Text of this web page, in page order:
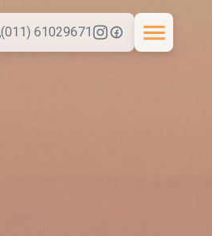
(011) 61029671